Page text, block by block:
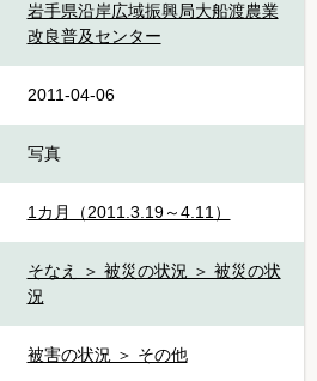
岩手県沿岸広域振興局大船渡農業
改良普及センター
2011-04-06
写真
1カ月（2011.3.19～4.11）
そなえ ＞ 被災の状況 ＞ 被災の状
況
被害の状況 ＞ その他